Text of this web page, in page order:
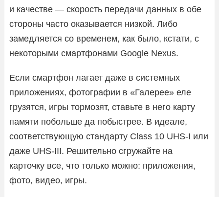
и качестве — скорость передачи данных в обе
стороны часто оказывается низкой. Либо
замедляется со временем, как было, кстати, с
некоторыми смартфонами Google Nexus.
Если смартфон лагает даже в системных
приложениях, фотографии в «Галерее» еле
грузятся, игры тормозят, ставьте в него карту
памяти побольше да побыстрее. В идеале,
соответствующую стандарту Class 10 UHS-I или
даже UHS-III. Решительно сгружайте на
карточку все, что только можно: приложения,
фото, видео, игры.